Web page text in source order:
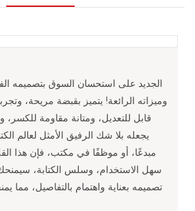
وميزاته الرائعة! يتميز بقبضة مريحة،
قابل للتعديل، ومتانة مقاومة
يجعله بلا شك الرفيق الأمثل لعالم
مبدعًا، أو موظفًا في مكتب، فإن هذا
سهل الاستخدام، وسلس الكتابة،
تصميمه بعناية واهتمام بالتفاصيل، مما